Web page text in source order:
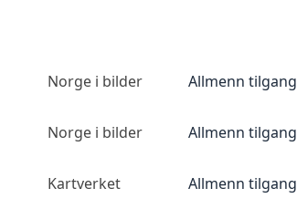
Norge i bilder Allmenn tilgang
Norge i bilder Allmenn tilgang
Kartverket Allmenn tilgang